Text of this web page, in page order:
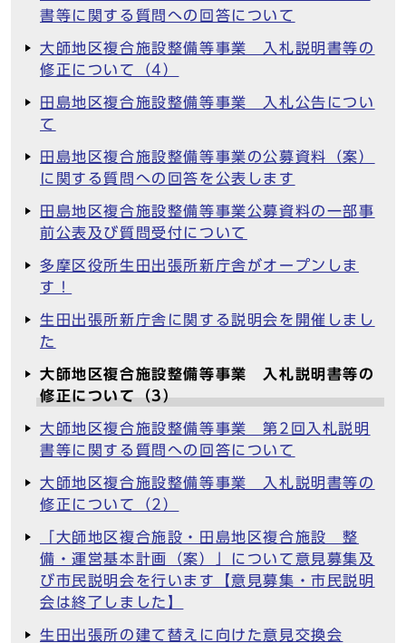
書等に関する質問への回答について
大師地区複合施設整備等事業 入札説明書等の
修正について（4）
田島地区複合施設整備等事業 入札公告につい
て
田島地区複合施設整備等事業の公募資料（案）
に関する質問への回答を公表します
田島地区複合施設整備等事業公募資料の一部事
前公表及び質問受付について
多摩区役所生田出張所新庁舎がオープンしま
す！
生田出張所新庁舎に関する説明会を開催しまし
た
大師地区複合施設整備等事業 入札説明書等の
修正について（3）
大師地区複合施設整備等事業 第2回入札説明
書等に関する質問への回答について
大師地区複合施設整備等事業 入札説明書等の
修正について（2）
「大師地区複合施設・田島地区複合施設 整
備・運営基本計画（案）」について意見募集及
び市民説明会を行います【意見募集・市民説明
会は終了しました】
生田出張所の建て替えに向けた意見交換会